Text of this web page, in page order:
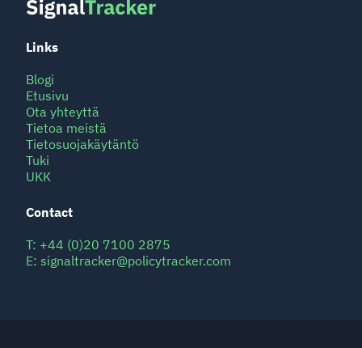
Links
Blogi
Etusivu
Ota yhteyttä
Tietoa meistä
Tietosuojakäytäntö
Tuki
UKK
Contact
T: +44 (0)20 7100 2875
E: signaltracker@policytracker.com